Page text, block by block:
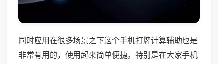
同时应用在很多场景之下这个手机打牌计算辅助也是
非常有用的，使用起来简单便捷。特别是在大家手机